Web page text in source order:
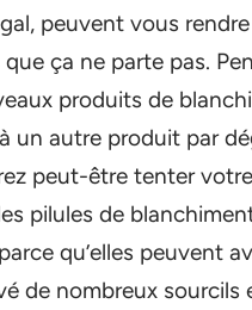
peuvent vous
ça ne parte pas.
produits de
un autre produit par
peut-être tenter
pilules de
qu’elles peuvent
de nombreux sourcils